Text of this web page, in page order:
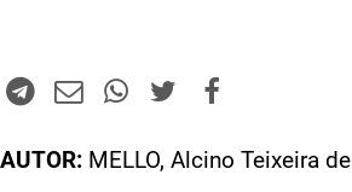
AUTOR: MELLO, Alcino Teixeira de